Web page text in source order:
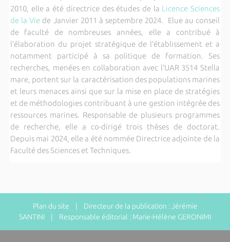
2010, elle a été directrice des études de la Licence Sciences
de la Vie de Janvier 2011 à septembre 2024. Elue au conseil
de faculté de nombreuses années, elle a contribué à
l’élaboration du projet stratégique de l’établissement et a
notamment participé à sa politique de formation. Ses
recherches, menées en collaboration avec l’UAR 3514 Stella
mare, portent sur la caractérisation des populations marines
et leurs menaces ainsi que sur la mise en place de stratégies
et de méthodologies contribuant à une gestion intégrée des
ressources marines. Responsable de plusieurs programmes
de recherche, elle a co-dirigé trois thèses de doctorat.
Depuis mai 2024, elle a été nommée Directrice adjointe de la
Faculté des Sciences et Techniques.
Plan du site | Directeur de la publication : Jérémie
SANTINI | Responsable éditorial : Marie-Hélène GERONIMI